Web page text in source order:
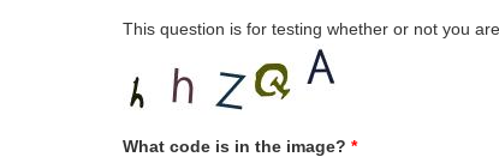
This question is for testing whether or not you
What code is in the image? *